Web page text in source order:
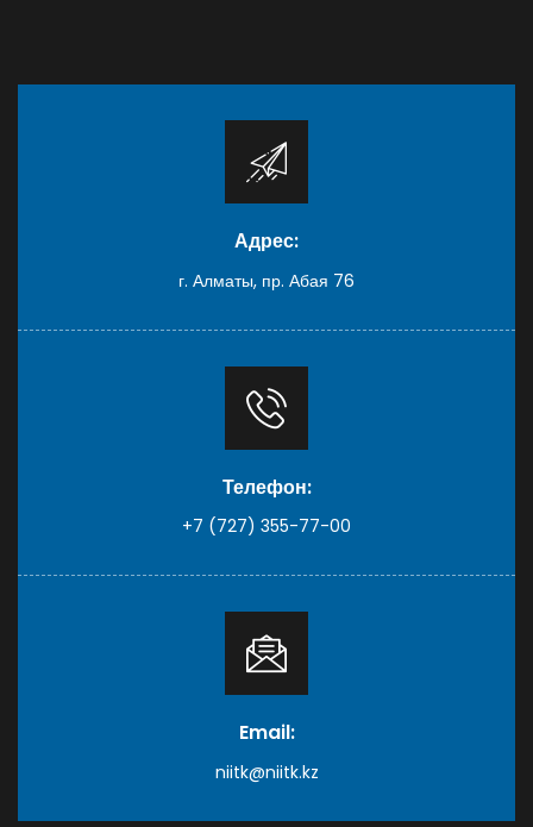
Адрес:
г. Алматы, пр. Абая 76
Телефон:
+7 (727) 355-77-00
Email:
niitk@niitk.kz